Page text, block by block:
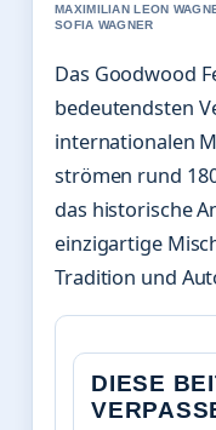
MAXIMILIAN LEON
SOFIA WAGNER
Das Goodwood
bedeutendsten
internationalen
strömen rund
das historische
einzigartige
Tradition und
DIESE